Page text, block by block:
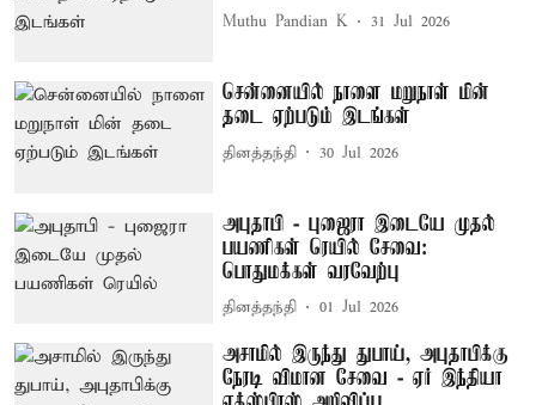
Muthu Pandian K 31 Jul 2026
சென்னையில் நாளை மறுநாள் மின்
தடை ஏற்படும் இடங்கள்
தினத்தந்தி 30 Jul 2026
அபுதாபி - புஜைரா இடையே முதல்
பயணிகள் ரெயில் சேவை:
பொதுமக்கள் வரவேற்பு
தினத்தந்தி 01 Jul 2026
அசாமில் இருந்து துபாய், அபுதாபிக்கு
நேரடி விமான சேவை - ஏர் இந்தியா